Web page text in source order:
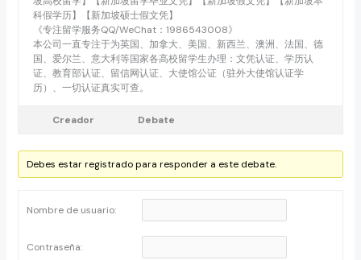
科假学历】【新加坡硕士假文凭】
《专注留学服务QQ/WeChat：1986543008》
本公司一直专注于为英国、加拿大、美国、新西兰、澳洲、法国、德
国、爱尔兰、意大利等国家各高校留学生办理：文凭认证、学历认
证、教育部认证、留信网认证、大使馆公证（驻外大使馆认证学
历）、一切认证真实可查。
Creador Debate
Debes estar registrado para responder a este debate.
Nombre de usuario:
Contraseña: